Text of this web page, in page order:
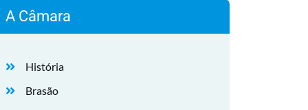
A Câmara
História
Brasão